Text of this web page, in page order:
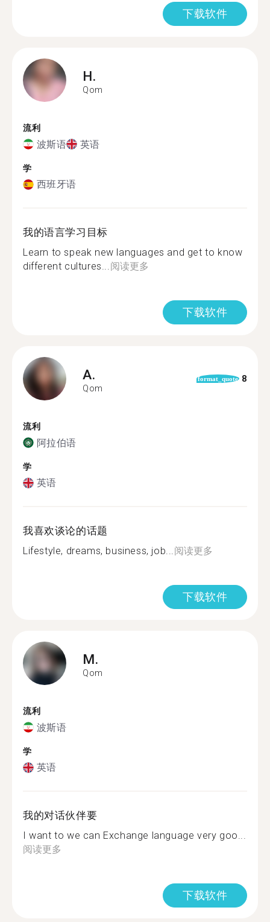
下载软件
H.
Qom
流利
波斯语 英语
学
西班牙语
我的语言学习目标
Learn to speak new languages and get to know
different cultures...阅读更多
下载软件
A.
Qom
format_quote 8
流利
阿拉伯语
学
英语
我喜欢谈论的话题
Lifestyle, dreams, business, job...阅读更多
下载软件
M.
Qom
流利
波斯语
学
英语
我的对话伙伴要
I want to we can Exchange language very goo...
阅读更多
下载软件